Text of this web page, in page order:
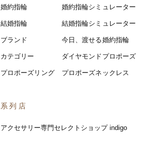
婚約指輪
結婚指輪
ブランド
カテゴリー
プロポーズリング
婚約指輪シミュレーター
結婚指輪シミ ュ レーター
今日、渡せる婚約指輪
ダイヤモンドプロポーズ
プロポーズネックレス
​系列店
アクセサリー専門セレクトショップ indigo